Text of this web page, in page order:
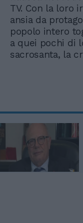
TV. Con la loro
ansia da
popolo intero
a quei pochi di
sacrosanta, la